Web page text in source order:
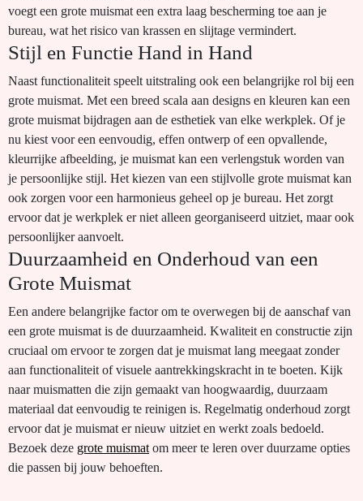
voegt een grote muismat een extra laag bescherming toe aan je
bureau, wat het risico van krassen en slijtage vermindert.
Stijl en Functie Hand in Hand
Naast functionaliteit speelt uitstraling ook een belangrijke rol bij een
grote muismat. Met een breed scala aan designs en kleuren kan een
grote muismat bijdragen aan de esthetiek van elke werkplek. Of je
nu kiest voor een eenvoudig, effen ontwerp of een opvallende,
kleurrijke afbeelding, je muismat kan een verlengstuk worden van
je persoonlijke stijl. Het kiezen van een stijlvolle grote muismat kan
ook zorgen voor een harmonieus geheel op je bureau. Het zorgt
ervoor dat je werkplek er niet alleen georganiseerd uitziet, maar ook
persoonlijker aanvoelt.
Duurzaamheid en Onderhoud van een
Grote Muismat
Een andere belangrijke factor om te overwegen bij de aanschaf van
een grote muismat is de duurzaamheid. Kwaliteit en constructie zijn
cruciaal om ervoor te zorgen dat je muismat lang meegaat zonder
aan functionaliteit of visuele aantrekkingskracht in te boeten. Kijk
naar muismatten die zijn gemaakt van hoogwaardig, duurzaam
materiaal dat eenvoudig te reinigen is. Regelmatig onderhoud zorgt
ervoor dat je muismat er nieuw uitziet en werkt zoals bedoeld.
Bezoek deze grote muismat om meer te leren over duurzame opties
die passen bij jouw behoeften.